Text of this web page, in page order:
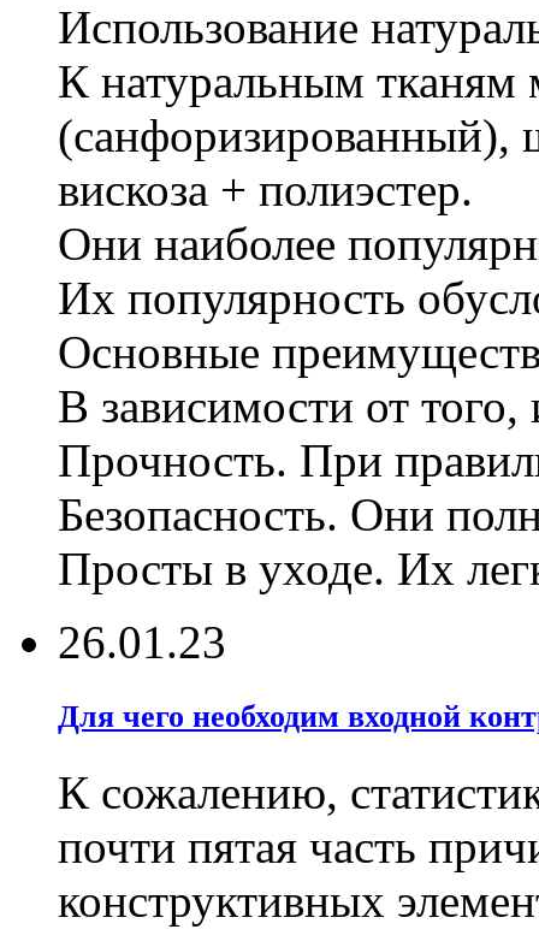
Использование
К натуральным тканям
(санфоризированный),
вискоза + полиэстер.
Они наиболее
Их популярность
Основные
В зависимости от
Прочность. При
Безопасность. Они
Просты в уходе. Их
26.01.23
Для чего необходим входной
К сожалению,
почти пятая часть
конструктивных